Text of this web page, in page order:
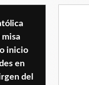
inicio
en
del